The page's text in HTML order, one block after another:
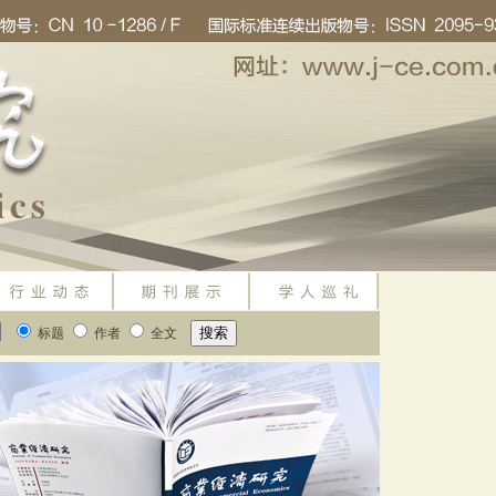
标题 作者 全文